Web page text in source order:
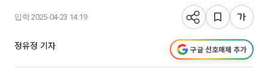
입력 2025-04-23 14:19
정유정 기자 구글 선호매체 추가